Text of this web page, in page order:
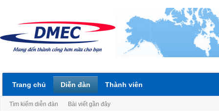
Trang chủ Diễn đàn
Tìm kiếm diễn đàn Bài viết gần đây
Thành viên